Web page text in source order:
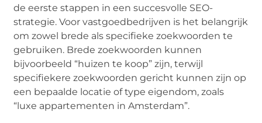
de eerste stappen in een succesvolle SEO-
strategie. Voor vastgoedbedrijven is het belangrijk
om zowel brede als specifieke zoekwoorden te
gebruiken. Brede zoekwoorden kunnen
bijvoorbeeld “huizen te koop” zijn, terwijl
specifiekere zoekwoorden gericht kunnen zijn op
een bepaalde locatie of type eigendom, zoals
“luxe appartementen in Amsterdam”.